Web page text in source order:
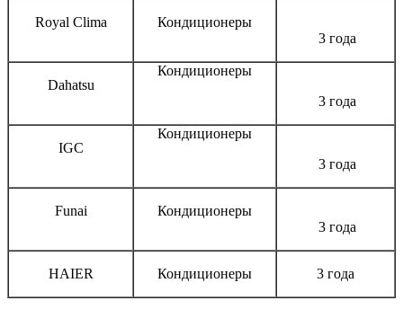
Royal Clima
Кондиционеры
3 года
Dahatsu
Кондиционеры
3 года
IGC
Кондиционеры
3 года
Funai
Кондиционеры
3 года
HAIER Кондиционеры 3 года